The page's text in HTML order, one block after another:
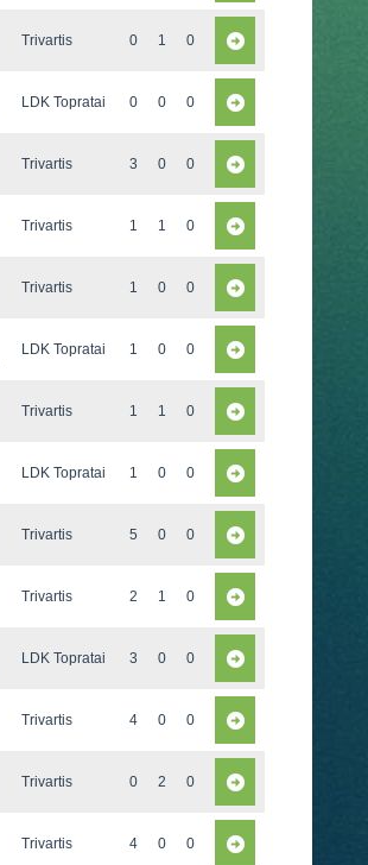
Trivartis 0 1 0
LDK Topratai 0 0 0
Trivartis 3 0 0
Trivartis 1 1 0
Trivartis 1 0 0
LDK Topratai 1 0 0
Trivartis 1 1 0
LDK Topratai 1 0 0
Trivartis 5 0 0
Trivartis 2 1 0
LDK Topratai 3 0 0
Trivartis 4 0 0
Trivartis 0 2 0
Trivartis 4 0 0